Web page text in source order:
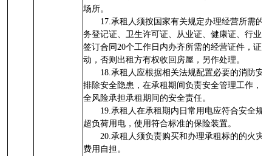
场所。
17.承租人须按国家有关规定办理经营所需的
务登记证、卫生许可证、从业证、健康证、行业
签订合同20个工作日内办齐所需的经营证件，证
动，否则出租方有权收回房屋，另作处理。
18.承租人应根据相关法规配置必要的消防安
排除安全隐患，在承租期间负责安全管理工作，
全风险承担承租期间的安全责任。
19.承租人在承租期内日常用电应符合安全规
超负荷用电，使用符合标准的保险装置。
20.承租人须负责购买和办理承租标的的火灾
费用自担。